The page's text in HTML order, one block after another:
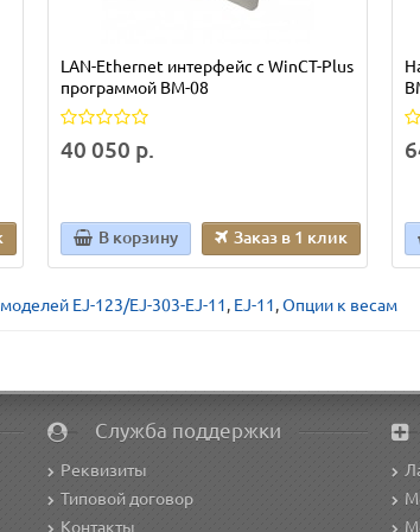
LAN-Ethernet интерфейс с WinCT-Plus
программой ВМ-08
40 050 р.
В корзину Заказ в 1 клик
EJ-123/EJ-303-EJ-11, EJ-11,Опции к весам
Служба поддержки
Реквизиты
Типовой договор
Контакты